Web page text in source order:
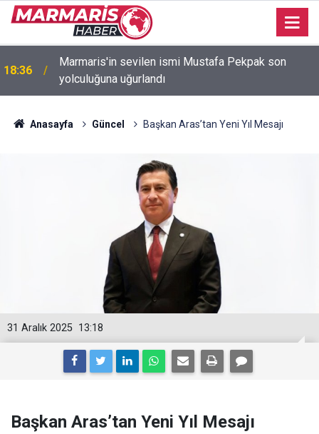
Marmaris'in sevilen ismi Mustafa Pekpak son
yolculuğuna uğurlandı
16:35
Bakan Fidan: "Körfez'de devam eden savaş
dikkatimizi Filistin meselesinden ayırmadı"
Anasayfa Güncel Başkan Aras’tan Yeni Yıl Mesajı
13:18
31 Aralık 2025
Başkan Aras’tan Yeni Yıl Mesajı